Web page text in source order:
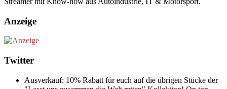
Anzeige
Twitter
Ausverkauf: 10% Rabatt für euch auf die übrigen Stücke der